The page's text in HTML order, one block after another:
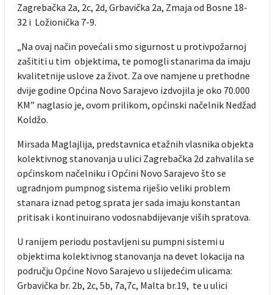
Zagrebačka 2a, 2c, 2d, Grbavička 2a, Zmaja od Bosne 18-
32 i Ložionička 7-9.
„Na ovaj način povećali smo sigurnost u protivpožarnoj
zašititi u tim objektima, te pomogli stanarima da imaju
kvalitetnije uslove za život. Za ove namjene u prethodne
dvije godine Općina Novo Sarajevo izdvojila je oko 70.000
KM” naglasio je, ovom prilikom, općinski načelnik Nedžad
Koldžo.
Mirsada Maglajlija, predstavnica etažnih vlasnika objekta
kolektivnog stanovanja u ulici Zagrebačka 2d zahvalila se
općinskom načelniku i Općini Novo Sarajevo što se
ugradnjom pumpnog sistema riješio veliki problem
stanara iznad petog sprata jer sada imaju konstantan
pritisak i kontinuirano vodosnabdijevanje viših spratova.
U ranijem periodu postavljeni su pumpni sistemi u
objektima kolektivnog stanovanja na devet lokacija na
području Općine Novo Sarajevo u slijedećim ulicama:
Grbavička br. 2b, 2c, 5b, 7a,7c, Malta br.19, te u ulici